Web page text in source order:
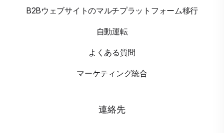
B2Bウェブサイトのマルチプラットフォーム移行
自動運転
よくある質問
マーケティング統合
連絡先